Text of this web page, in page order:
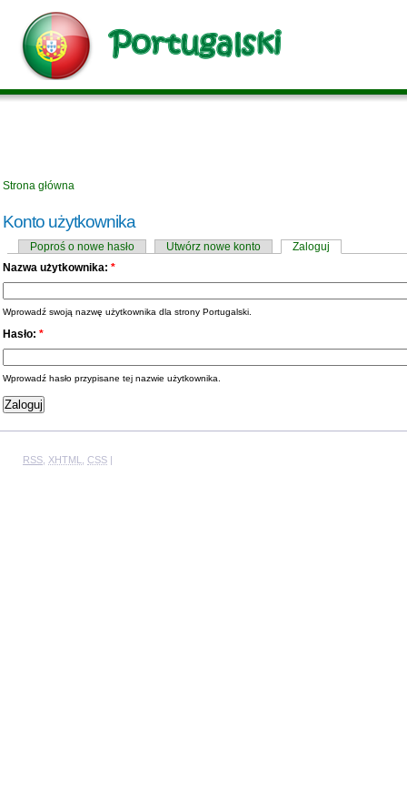
Strona główna
Konto użytkownika
Poproś o nowe hasło Utwórz nowe konto
Zaloguj
Nazwa użytkownika: *
Wprowadź swoją nazwę użytkownika dla strony Portugalski.
Hasło: *
Wprowadź hasło przypisane tej nazwie użytkownika.
RSS XHTML CSS |